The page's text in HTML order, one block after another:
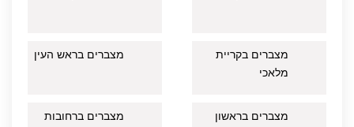
מצברים בקריית
מלאכי
מצברים בראש העין
מצברים בראשון
מצברים ברחובות